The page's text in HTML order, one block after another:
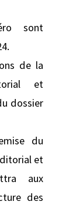
sont
de la
et
dossier
du
et
aux
des